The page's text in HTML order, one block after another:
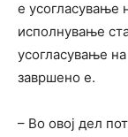
е усогласување
исполнување
усогласување
завршено е.
– Во овој дел